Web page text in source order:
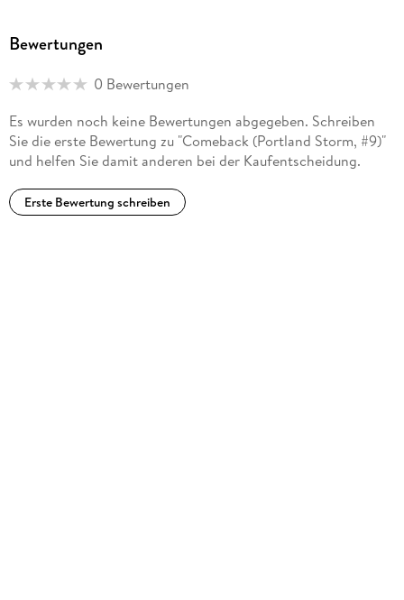
short story called ICE BREAKER, available only to newsletter
Bewertungen
0 Bewertungen
Es wurden noch keine Bewertungen abgegeben. Schreiben
Sie die erste Bewertung zu "Comeback (Portland Storm, #9)"
und helfen Sie damit anderen bei der Kaufentscheidung.
Erste Bewertung schreiben